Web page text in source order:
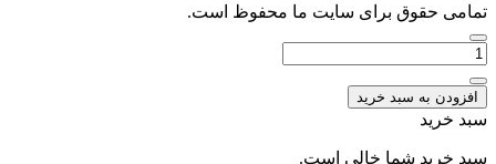
تمامی حقوق برای سایت ما محفوظ است.
تعداد:
ادکلن
اکلت
الحمبرا
افزودن به سبد خرید
سبد خرید
سبد خرید شما خالی است.